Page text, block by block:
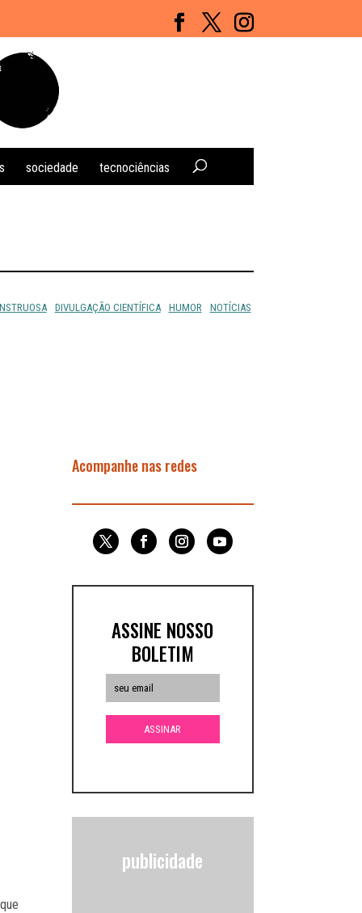
sociedade tecnociências
DIVULGAÇÃO CIENTÍFICA HUMOR NOTÍCIAS
Acompanhe nas redes
ASSINE NOSSO
BOLETIM
publicidade